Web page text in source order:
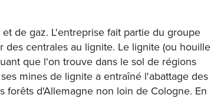
de gaz. L'entreprise fait partie du groupe
centrales au lignite. Le lignite (ou houille
que l'on trouve dans le sol de régions
mines de lignite a entraîné l'abattage des
forêts d'Allemagne non loin de Cologne. En